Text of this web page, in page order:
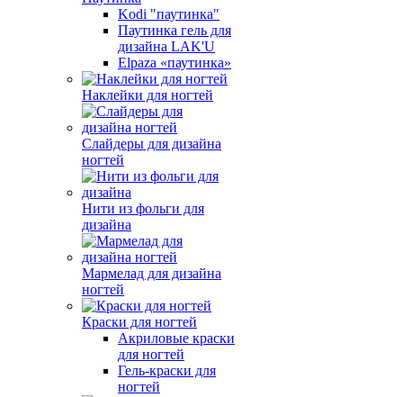
Kodi "паутинка"
Паутинка гель для
дизайна LAK'U
Elpaza «паутинка»
Наклейки для ногтей
Слайдеры для дизайна
ногтей
Нити из фольги для
дизайна
Мармелад для дизайна
ногтей
Краски для ногтей
Акриловые краски
для ногтей
Гель-краски для
ногтей